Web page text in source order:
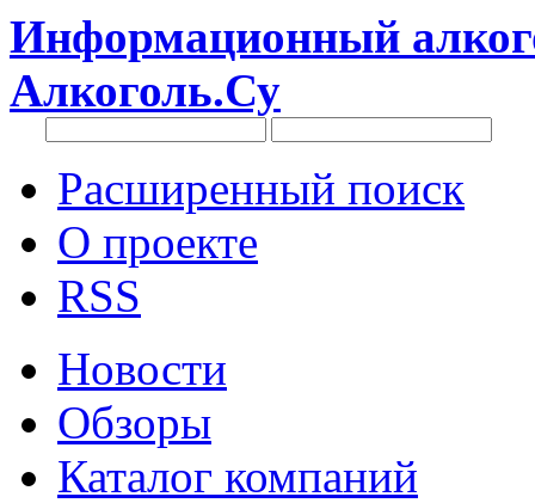
Информационный
Алкоголь.Су
Расширенный поиск
О проекте
RSS
Новости
Обзоры
Каталог компаний